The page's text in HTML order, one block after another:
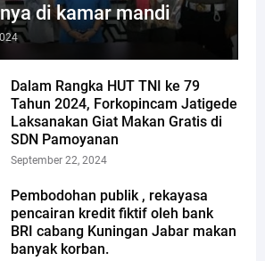
di kamar mandi
Dalam Rangka HUT TNI ke 79
Tahun 2024, Forkopincam Jatigede
Laksanakan Giat Makan Gratis di
SDN Pamoyanan
September 22, 2024
Pembodohan publik , rekayasa
pencairan kredit fiktif oleh bank
BRI cabang Kuningan Jabar makan
banyak korban.